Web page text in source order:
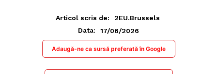
Articol scris de:
2EU.Brussels
Data:
17/06/2026
Adaugă-ne ca sursă preferată în Google